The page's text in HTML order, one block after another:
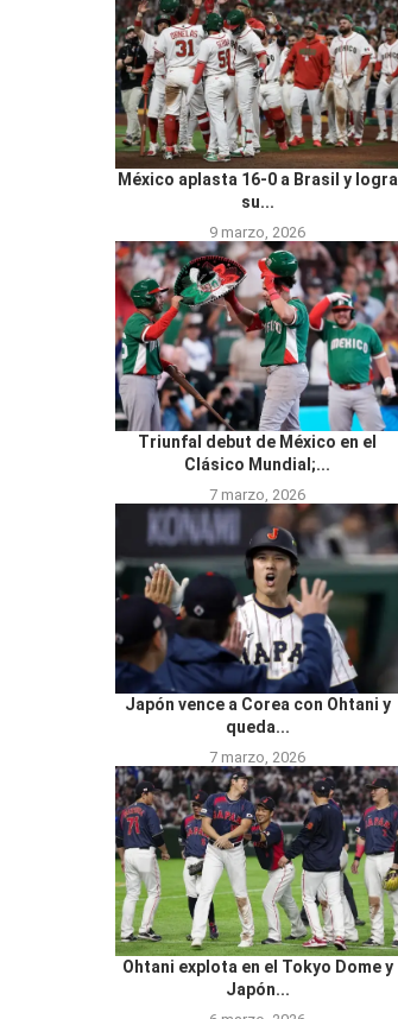
México aplasta 16-0 a Brasil y logra
su...
9 marzo, 2026
Triunfal debut de México en el
Clásico Mundial;...
7 marzo, 2026
Japón vence a Corea con Ohtani y
queda...
7 marzo, 2026
Ohtani explota en el Tokyo Dome y
Japón...